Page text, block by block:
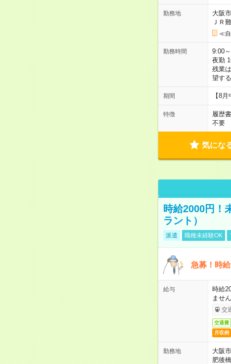
勤務地
大阪
ＪＲ
≪自
勤務時間
9:00
夜勤
残業
望す
期間 【8
特徴 履歴
不要
気にな
時給2000円！
ラント）
派遣 職種未経験OK
急募！時
給与
時給
ません
交
交通費
月収例
勤務地
大阪
肥後